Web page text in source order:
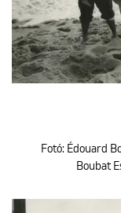
Fotó: Édouard
Boubat